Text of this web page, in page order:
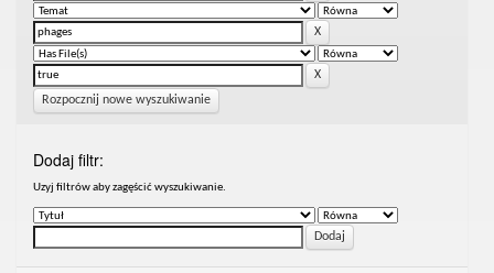
Rozpocznij nowe wyszukiwanie
Dodaj filtr:
Uzyj filtrów aby zagęścić wyszukiwanie.